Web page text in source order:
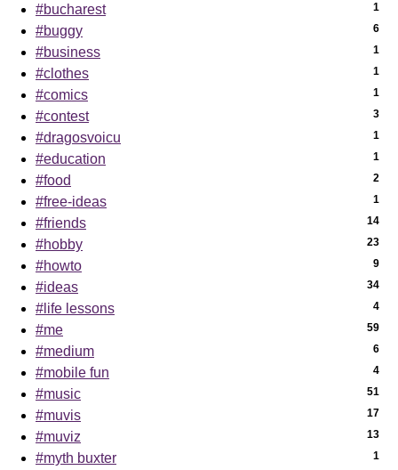
#bucharest 1
#buggy 6
#business 1
#clothes 1
#comics 1
#contest 3
#dragosvoicu 1
#education 1
#food 2
#free-ideas 1
#friends 14
#hobby 23
#howto 9
#ideas 34
#life lessons 4
#me 59
#medium 6
#mobile fun 4
#music 51
#muvis 17
#muviz 13
#myth buxter 1